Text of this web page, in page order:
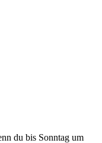
du bis Sonntag um